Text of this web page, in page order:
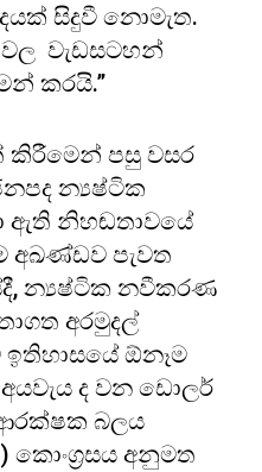
සිදුවී නොමැත.
වැඩසටහන්
කරයි.”
කිරීමෙන් පසු වසර
න්‍යෂ්ටික
ඇති නිහඬතාවයේ
අඛණ්ඩව පැවත
න්‍යෂ්ටික නවීකරණ
අරමුදල්
ඉතිහාසයේ ඕනෑම
ද වන ඩොලර්
බලය
කොංග්‍රසය අනුමත